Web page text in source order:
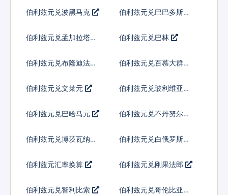
伯利兹元兑波黑马克 伯利兹元兑巴巴多斯元
伯利兹元兑孟加拉塔卡 伯利兹元兑巴林
伯利兹元兑布隆迪法郎
伯利兹元兑百慕大群岛
伯利兹元兑文莱元 伯利兹元兑玻利维亚诺
伯利兹元兑巴哈马元
伯利兹元兑不丹努尔特
伯利兹元兑博茨瓦纳普
伯利兹元兑白俄罗斯卢
伯利兹元汇率换算 伯利兹元兑刚果法郎
伯利兹元兑智利比索
伯利兹元兑哥伦比亚比